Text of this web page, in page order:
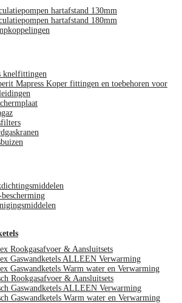
hartafstand 130mm
hartafstand 180mm
knelfittingen
Mapress Koper fittingen en toebehoren voor
Rookgasafvoer & Aansluitsets
Gaswandketels ALLEEN Verwarming
Gaswandketels Warm water en Verwarming
Rookgasafvoer & Aansluitsets
Gaswandketels ALLEEN Verwarming
Gaswandketels Warm water en Verwarming